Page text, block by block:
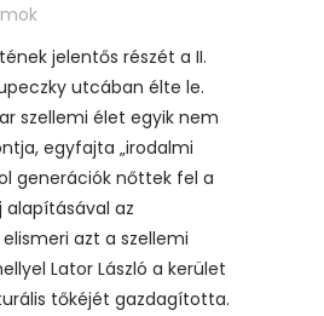
jelentős részét a II.
utcában élte le.
szellemi élet egyik nem
egyfajta „irodalmi
generációk nőttek fel a
alapításával az
azt a szellemi
Lator László a kerület
tőkéjét gazdagította.